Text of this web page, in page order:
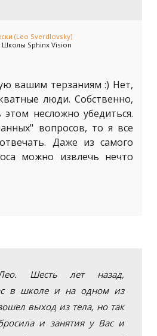
(Leo Sverdlovsky)
Школы Sphinx Vision
вашим терзаниям :) Нет,
люди. Собственно,
несложно убедиться.
вопросов, то я все
Даже из самого
можно извлечь нечто
Лео. Шесть лет назад,
в школе и на одном из
выход из тела, но так
и занятия у Вас и